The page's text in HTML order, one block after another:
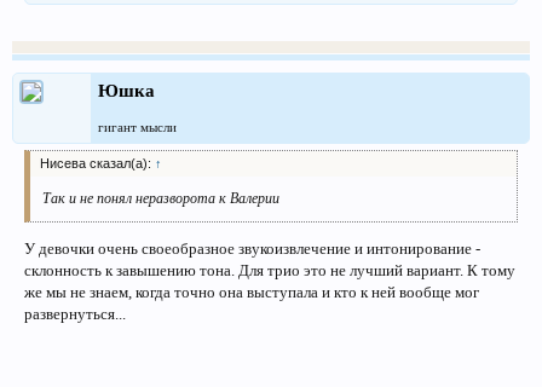
Юшка
гигант мысли
Нисева сказал(а): ↑
Так и не понял неразворота к Валерии
У девочки очень своеобразное звукоизвлечение и интонирование -
склонность к завышению тона. Для трио это не лучший вариант. К тому
же мы не знаем, когда точно она выступала и кто к ней вообще мог
развернуться...